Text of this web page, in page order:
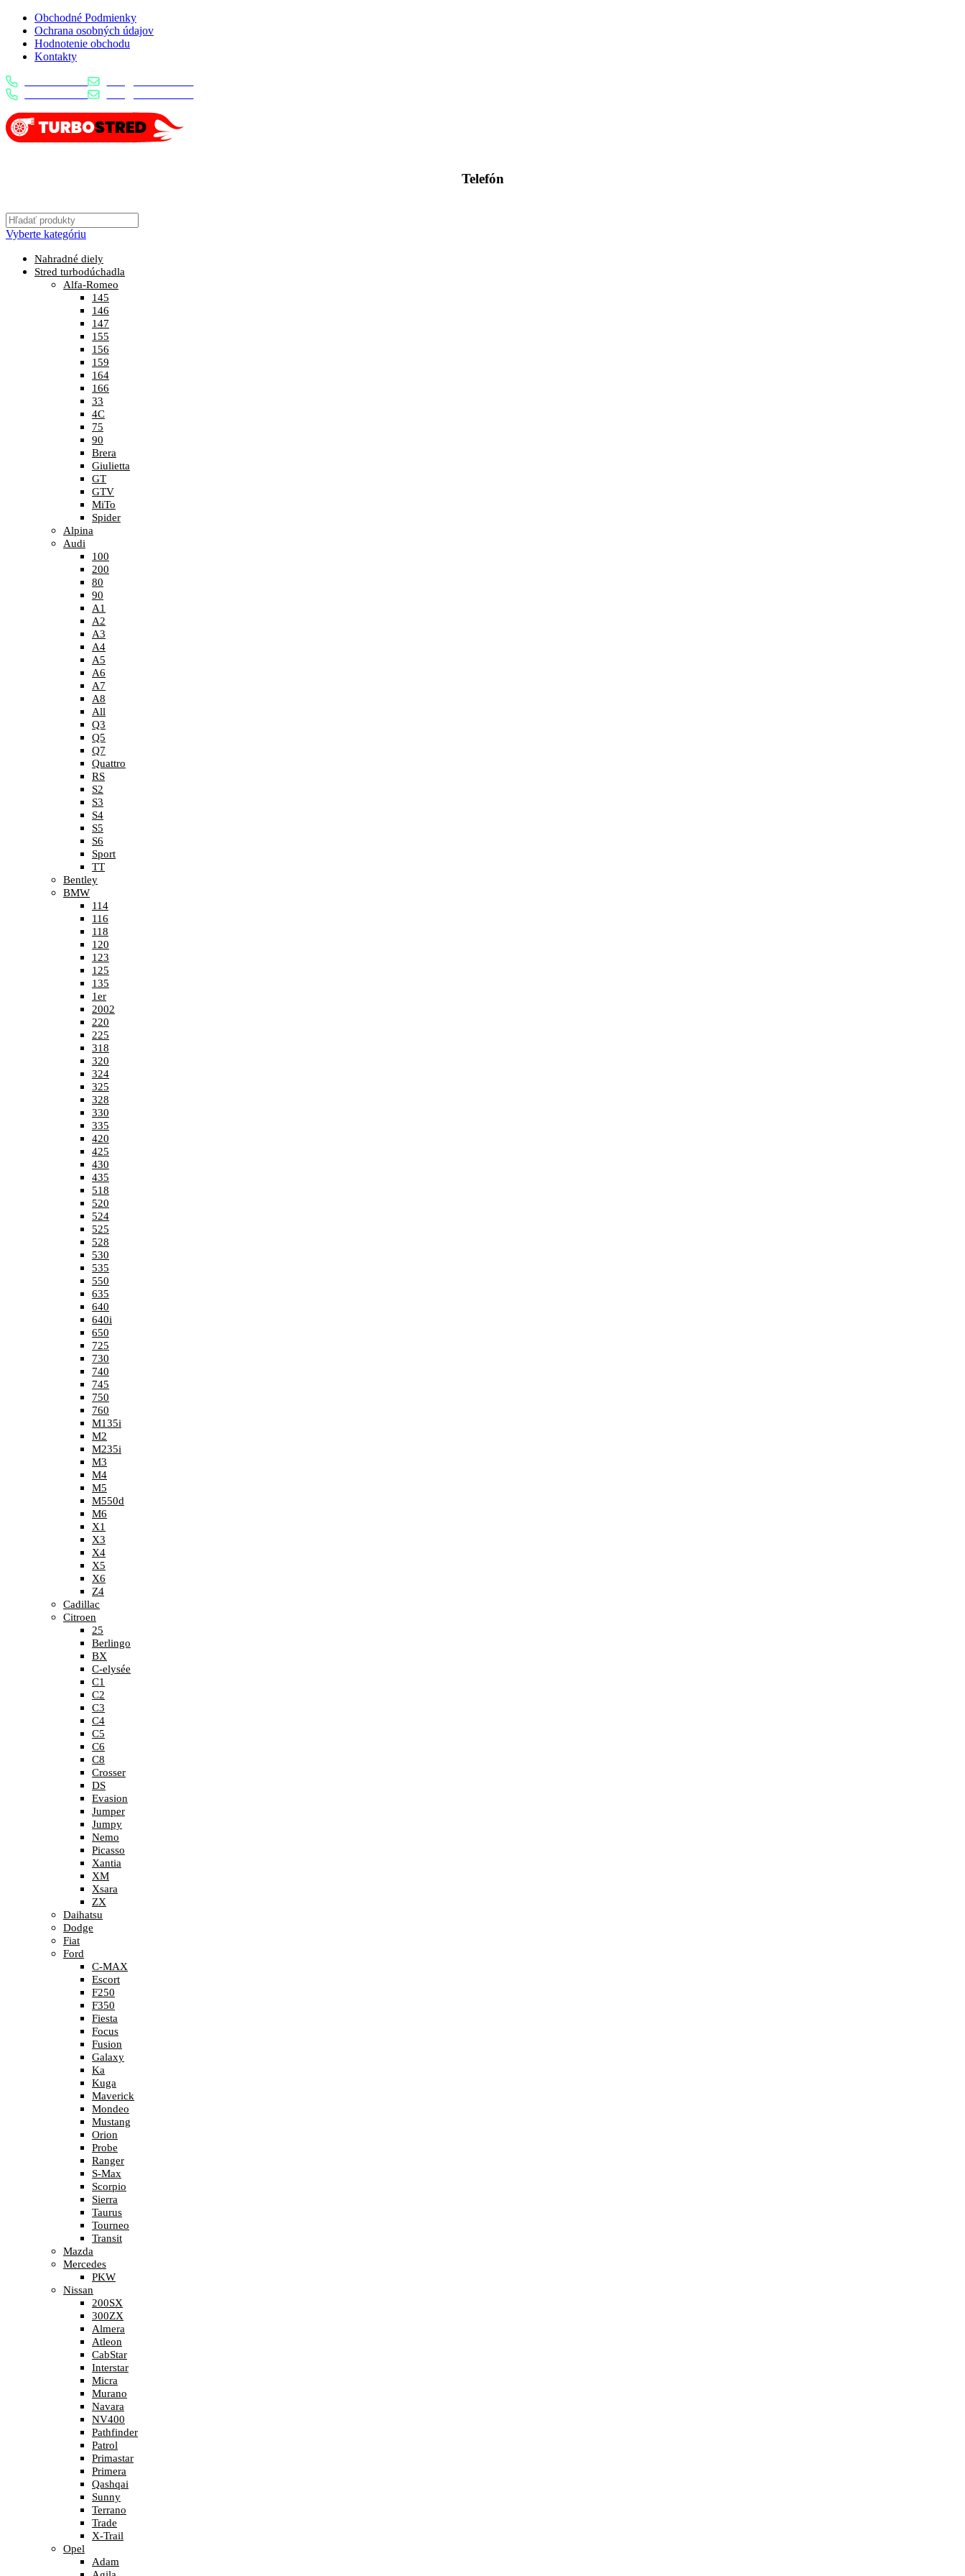
Obchodné Podmienky
Ochrana osobných údajov
Hodnotenie obchodu
Kontakty
0904 400 399
0904 400 399
Telefón
Vyberte kategóriu
Nahradné diely
Stred turbodúchadla
Alfa-Romeo
145
146
147
155
156
159
164
166
33
4C
75
90
Brera
Giulietta
GT
GTV
MiTo
Spider
Alpina
Audi
100
200
80
90
A1
A2
A3
A4
A5
A6
A7
A8
All
Q3
Q5
Q7
Quattro
RS
S2
S3
S4
S5
S6
Sport
TT
Bentley
BMW
114
116
118
120
123
125
135
1er
2002
220
225
318
320
324
325
328
330
335
420
425
430
435
518
520
524
525
528
530
535
550
635
640
640i
650
725
730
740
745
750
760
M135i
M2
M235i
M3
M4
M5
M550d
M6
X1
X3
X4
X5
X6
Z4
Cadillac
Citroen
25
Berlingo
BX
C-elysée
C1
C2
C3
C4
C5
C6
C8
Crosser
DS
Evasion
Jumper
Jumpy
Nemo
Picasso
Xantia
XM
Xsara
ZX
Daihatsu
Dodge
Fiat
Ford
C-MAX
Escort
F250
F350
Fiesta
Focus
Fusion
Galaxy
Ka
Kuga
Maverick
Mondeo
Mustang
Orion
Probe
Ranger
S-Max
Scorpio
Sierra
Taurus
Tourneo
Transit
Mazda
Mercedes
PKW
Nissan
200SX
300ZX
Almera
Atleon
CabStar
Interstar
Micra
Murano
Navara
NV400
Pathfinder
Patrol
Primastar
Primera
Qashqai
Sunny
Terrano
Trade
X-Trail
Opel
Adam